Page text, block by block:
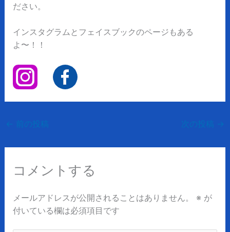
ださい。
インスタグラムとフェイスブックのページもある
よ〜！！
← 前の投稿 次の投稿 →
コメントする
メールアドレスが公開されることはありません。 ※ が
付いている欄は必須項目です